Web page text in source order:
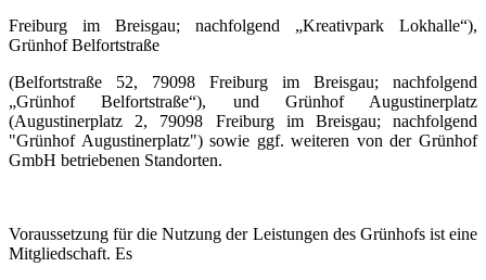
Freiburg im Breisgau; nachfolgend „Kreativpark Lokhalle“),
Grünhof Belfortstraße
(Belfortstraße 52, 79098 Freiburg im Breisgau; nachfolgend
„Grünhof Belfortstraße“), und Grünhof Augustinerplatz
(Augustinerplatz 2, 79098 Freiburg im Breisgau; nachfolgend
"Grünhof Augustinerplatz") sowie ggf. weiteren von der Grünhof
GmbH betriebenen Standorten.
Voraussetzung für die Nutzung der Leistungen des Grünhofs ist eine
Mitgliedschaft. Es